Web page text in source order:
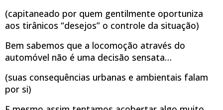
(capitaneado por quem gentilmente oportuniza
aos tirânicos “desejos” o controle da situação)
Bem sabemos que a locomoção através do
automóvel não é uma decisão sensata…
(suas consequências urbanas e ambientais falam
por si)